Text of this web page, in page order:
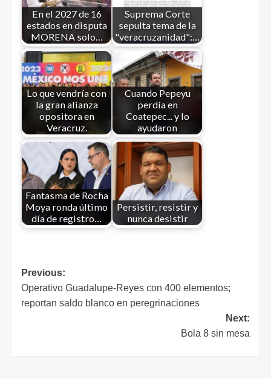
En el 2027 de 16
estados en disputa
MORENA solo…
Suprema Corte
sepulta tema de la
"veracruzanidad":…
Lo que vendría con
la gran alianza
opositora en
Veracruz.
Cuando Pepeyu
perdía en
Coatepec... y lo
ayudaron
Fantasma de Rocha
Moya ronda último
día de registro…
Persistir, resistir y
nunca desistir
Previous:
Operativo Guadalupe-Reyes con 400 elementos;
reportan saldo blanco en peregrinaciones
Next:
Bola 8 sin mesa